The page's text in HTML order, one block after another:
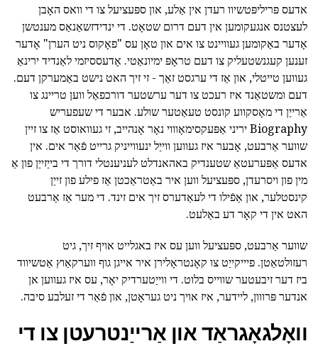
אדעס פּריליפּטשיוו רעדן אין אַלע, און ספּעציעל צו די וואס האָבן
לעצטנס אנגעקומען אין דעם דרום שטאָט. די ינדידזשאַנאַס מענטשן
אָדער באַקומען געוויינט צו אים און טאָן עס "פאָקוס ניט הערן" אָדער
זענען קעגנשטעליק צו דעם טראָפּ ימיונאַטי. אָדעססיזמי לאַנדיד ירינאַ
געווען טייטלי, און אַז די ערגסט זאַך - זי זיך האט נישט באַמערקן דעם.
דעם ומשטאַנד איז רעכט צו דער ערשטער דורכפאַל ווען טריינג צו
אַרייַן די מאָסקווע קונסט טעאַטער שולע. אבער די שעפעריש
Biography יריני אַפּעקסימאָוווי נאָר אָנהייב, זי געוואוסט אַז צו זיין
שווער אַרבעט, אָבער איז געווען ווייַל ינעווייניק גרייט פֿאַר אים. אין
אדעס אַפּערעטאַ שטענדיק באהאנדלט לעניענטלי דורך די בייַזייַן פון אַ
מין פון ויסרעדן, ספּעציעל ווען איר באַטראַכטן אַז פילע פון זייַן
קינסטלער, און אַפֿילו די לעאַדערס זיך אים זינד. די מער אַז אַרבעט
האט אין די קאָר דע באַלעט.
שווער אַרבעט, ספּעציעל ווען עס איז באגלייט אויף זיך, גיט
רעזולטאַטן. פיייקייַט צו קאָנטראָלירן איר אייגן גוף ווערקאַוץ אַטשיווד
ביז דער זיבעטער שווייס בלוט. די ווייַטערדיק יאָר, עס איז געווען אן
אנדער פּרווון, ליידער, איז אויך ניט געראָטן, און פֿאַר די זעלבע סיבה.
וואָלגאָגראַד און אַרייַנטרעטן צו די